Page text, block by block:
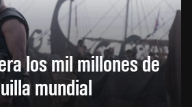
los mil millones de
mundial